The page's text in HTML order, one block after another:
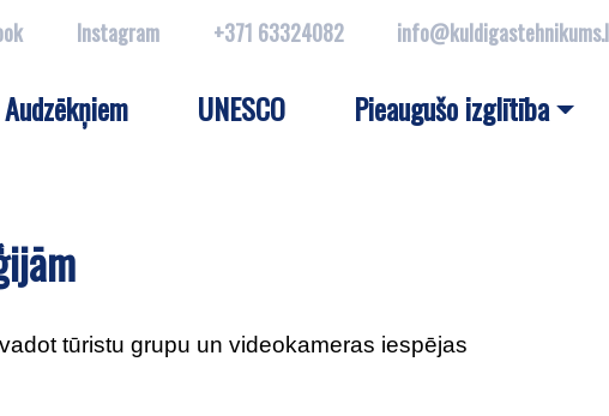
Instagram +371 63324082
Audzēkņiem UNESCO Pieaugušo izglītība
tūristu grupu un videokameras iespējas